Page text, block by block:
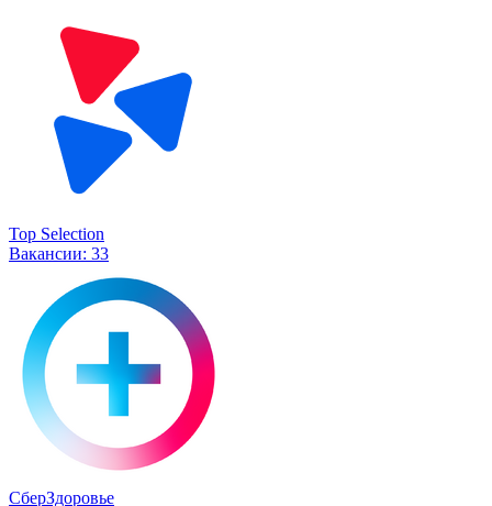
Top Selection
Вакансии: 33
СберЗдоровье